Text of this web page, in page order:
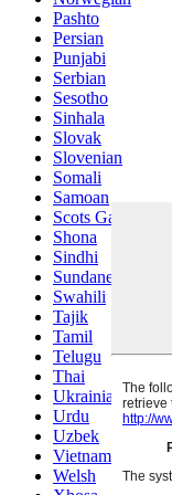
Pashto
Persian
Punjabi
Serbian
Sesotho
Sinhala
Slovak
Slovenian
Somali
Samoan
Scots Gaelic
Shona
Sindhi
Sundanese
Swahili
Tajik
Tamil
Telugu
Thai
Ukrainian
Urdu
Uzbek
Vietnamese
Welsh